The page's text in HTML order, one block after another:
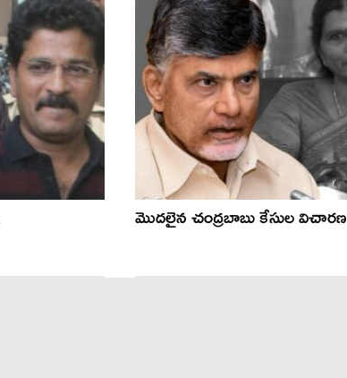
మొదలైన చంద్రబాబు కేసుల విచారణ